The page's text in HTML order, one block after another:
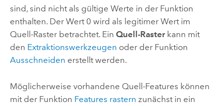
sind, sind nicht als gültige Werte in der Funktion
enthalten. Der Wert 0 wird als legitimer Wert im
Quell-Raster betrachtet. Ein Quell-Rasterkann mit
den Extraktionswerkzeugen oder der Funktion
Ausschneiden erstellt werden.
Möglicherweise vorhandene Quell-Features können
mit der Funktion Features rastern zunächst in ein